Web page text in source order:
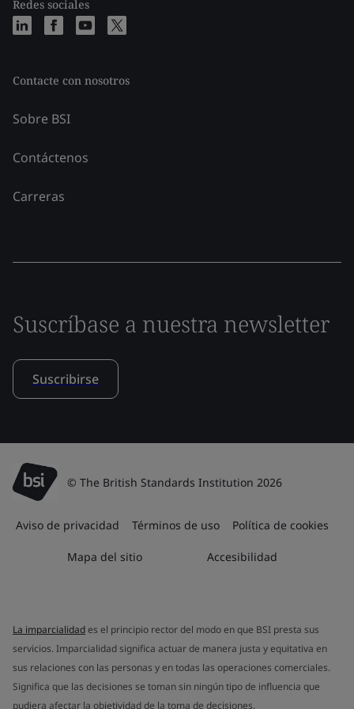
Redes sociales
Contacte con nosotros
Sobre BSI
Contáctenos
Carreras
Suscríbase a nuestra newsletter
Suscribirse
© The British Standards Institution 2026
Aviso de privacidad Términos de uso Política de cookies
Mapa del sitio Accesibilidad
La imparcialidades el principio rector del modo en que BSI presta sus
servicios. Imparcialidad significa actuar de manera justa y equitativa en
sus relaciones con las personas y en todas las operaciones comerciales.
Significa que las decisiones se toman sin ningún tipo de influencia que
pudiera afectar la objetividad de la toma de decisiones.